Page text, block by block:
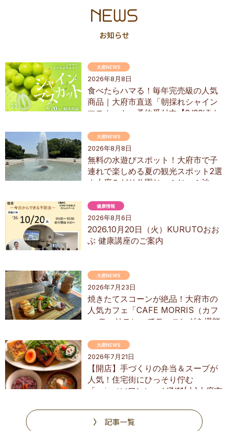
2026年8月8日
食べたらハマる！毎年完売級の人気
商品｜大府市直送「朝採れシャイン
マスカット」予約受付中【8/20頃よ
グ
大府NEWS
2026年8月8日
無料の水遊びスポット！大府市で子
連れで楽しめる夏の観光スポット2選
｜大府みどり公園じゃぶじゃぶ池、
大府NEWS
2026年8月6日
2026.10月20日（火）KURUTOおお
ぶ 健康講座のご案内
健康情報
2026年7月23日
焼きたてスコーンが絶品！大府市の
人気カフェ「CAFE MORRIS（カフ
ェ モーリス）」でモーニングを堪能
大府NEWS
2026年7月21日
【開店】手づくりの弁当＆スープが
人気！住宅街にひっそり佇む
「soin（ソワン）」が7/11(土)大府市
大府NEWS
記事一覧